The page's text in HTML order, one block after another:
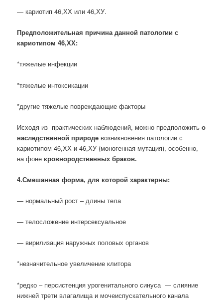
— кариотип 46,ХХ или 46,ХУ.
Предположительная причина данной патологии с
кариотипом 46,ХХ:
*тяжелые инфекции
*тяжелые интоксикации
*другие тяжелые повреждающие факторы
Исходя из практических наблюдений, можно предположить о
наследственной природе возникновения патологии с
кариотипом 46,ХХ и 46,ХУ (моногенная мутация), особенно,
на фоне кровнородственных браков.
4.Смешанная форма, для которой характерны:
— нормальный рост – длины тела
— телосложение интерсексуальное
— вирилизация наружных половых органов
*незначительное увеличение клитора
*редко – персистенция урогенитального синуса — слияние
нижней трети влагалища и мочеиспускательного канала